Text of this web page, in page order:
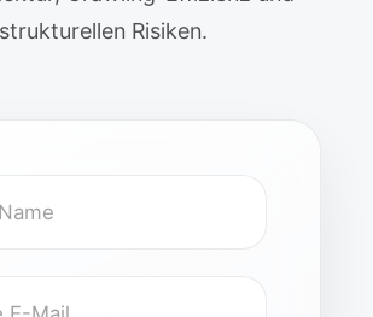
strukturellen Risiken.